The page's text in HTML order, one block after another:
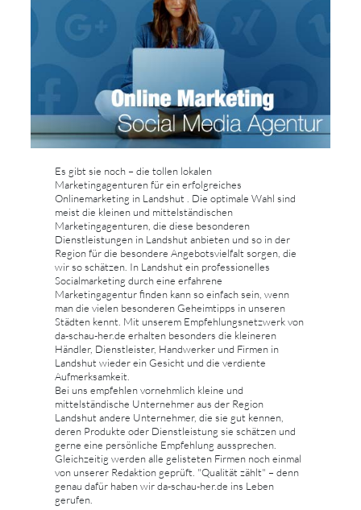
Es gibt sie noch – die tollen lokalen
Marketingagenturen für ein erfolgreiches
Onlinemarketing in Landshut . Die optimale Wahl sind
meist die kleinen und mittelständischen
Marketingagenturen, die diese besonderen
Dienstleistungen in Landshut anbieten und so in der
Region für die besondere Angebotsvielfalt sorgen, die
wir so schätzen. In Landshut ein professionelles
Socialmarketing durch eine erfahrene
Marketingagentur finden kann so einfach sein, wenn
man die vielen besonderen Geheimtipps in unseren
Städten kennt. Mit unserem Empfehlungsnetzwerk von
da-schau-her.de erhalten besonders die kleineren
Händler, Dienstleister, Handwerker und Firmen in
Landshut wieder ein Gesicht und die verdiente
Aufmerksamkeit.
Bei uns empfehlen vornehmlich kleine und
mittelständische Unternehmer aus der Region
Landshut andere Unternehmer, die sie gut kennen,
deren Produkte oder Dienstleistung sie schätzen und
gerne eine persönliche Empfehlung aussprechen.
Gleichzeitig werden alle gelisteten Firmen noch einmal
von unserer Redaktion geprüft. "Qualität zählt" – denn
genau dafür haben wir da-schau-her.de ins Leben
gerufen.